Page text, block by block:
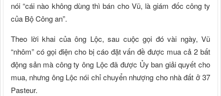
nói “cái nào không dùng thì bán cho Vũ, là giám đốc công ty
của Bộ Công an”.
Theo lời khai của ông Lộc, sau cuộc gọi đó vài ngày, Vũ
“nhôm” có gọi điện cho bị cáo đặt vấn đề được mua cả 2 bất
động sản mà công ty ông Lộc đã được Ủy ban giải quyết cho
mua, nhưng ông Lộc nói chỉ chuyển nhượng cho nhà đất ở 37
Pasteur.